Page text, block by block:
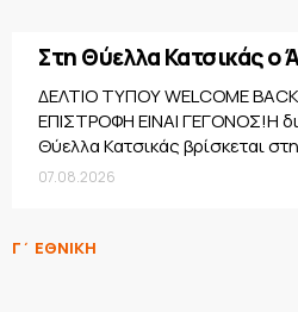
Στη Θύελλα Κατσικάς ο
ΔΕΛΤΙΟ ΤΥΠΟΥ WELCOME
ΕΠΙΣΤΡΟΦΗ ΕΙΝΑΙ ΓΕΓΟΝΟΣ!Η
Θύελλα Κατσικάς βρίσκεται
07.08.2026
Γ΄ ΕΘΝΙΚΗ